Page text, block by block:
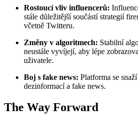
Rostoucí vliv influencerů:
stále důležitější součástí strategií
včetně Twitteru.
Změny v algoritmech: Stabilní
neustále vyvíjejí, aby lépe
uživatele.
Boj s fake news: Platforma se
dezinformací a fake news.
The Way Forward